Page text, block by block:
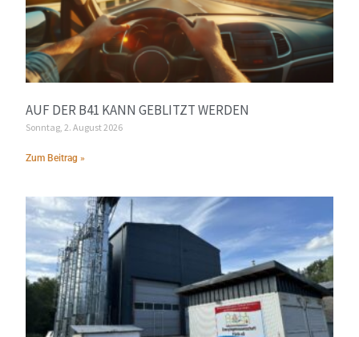
AUF DER B41 KANN GEBLITZT WERDEN
Sonntag, 2. August 2026
Zum Beitrag »